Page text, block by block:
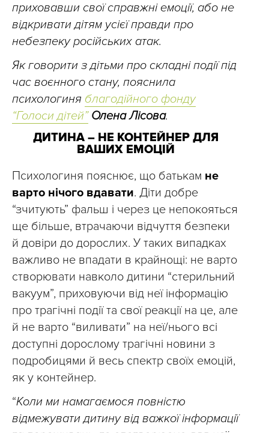
приховавши свої справжні емоції, або не
відкривати дітям усієї правди про
небезпеку російських атак.
Як говорити з дітьми про складні події під
час воєнного стану, пояснила
психологиня благодійного фонду
“Голоси дітей” Олена Лісова.
ДИТИНА – НЕ КОНТЕЙНЕР ДЛЯ
ВАШИХ ЕМОЦІЙ
Психологиня пояснює, що батькам не
варто нічого вдавати. Діти добре
“зчитують” фальш і через це непокояться
ще більше, втрачаючи відчуття безпеки
й довіри до дорослих. У таких випадках
важливо не впадати в крайнощі: не варто
створювати навколо дитини “стерильний
вакуум”, приховуючи від неї інформацію
про трагічні події та свої реакції на це, але
й не варто “виливати” на неї/нього всі
доступні дорослому трагічні новини з
подробицями й весь спектр своїх емоцій,
як у контейнер.
“Коли ми намагаємося повністю
відмежувати дитину від важкої інформації